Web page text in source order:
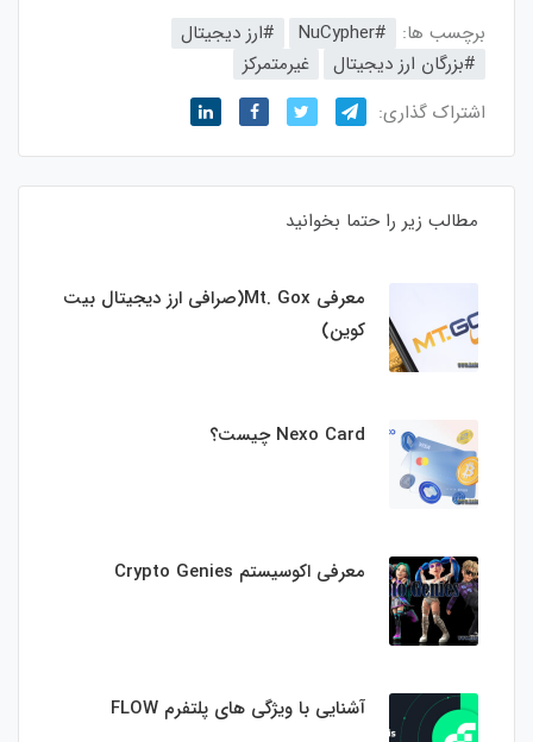
برچسب ها: #NuCypher
#ارز‌ دیجیتال
#بزرگان ارز دیجیتال
غیرمتمرکز
اشتراک گذاری:
مطالب زیر را حتما بخوانید
معرفی Mt. Gox(صرافی ارز دیجیتال بیت
کوین)
Nexo Card چیست؟
معرفی اکوسیستم Crypto Genies
آشنایی با ویژگی های پلتفرم FLOW